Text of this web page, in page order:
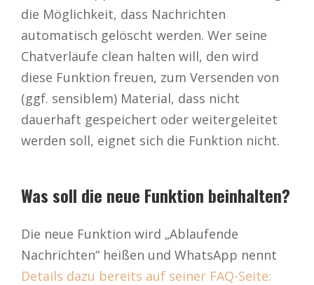
die Möglichkeit, dass Nachrichten
automatisch gelöscht werden. Wer seine
Chatverläufe clean halten will, den wird
diese Funktion freuen, zum Versenden von
(ggf. sensiblem) Material, dass nicht
dauerhaft gespeichert oder weitergeleitet
werden soll, eignet sich die Funktion nicht.
Was soll die neue Funktion beinhalten?
Die neue Funktion wird „Ablaufende
Nachrichten“ heißen und WhatsApp nennt
Details dazu bereits auf seiner FAQ-Seite: